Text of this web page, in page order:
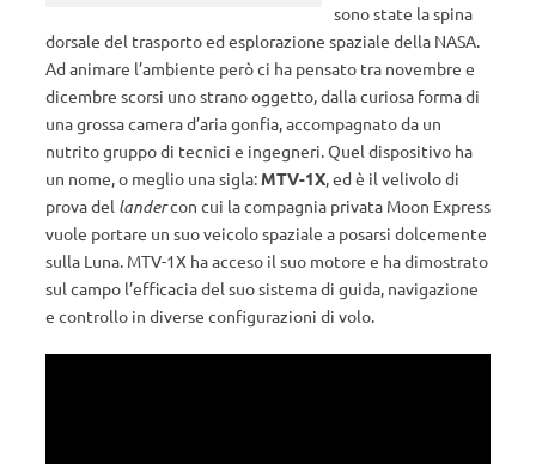
sono state la spina
dorsale del trasporto ed esplorazione spaziale della NASA.
Ad animare l’ambiente però ci ha pensato tra novembre e
dicembre scorsi uno strano oggetto, dalla curiosa forma di
una grossa camera d’aria gonfia, accompagnato da un
nutrito gruppo di tecnici e ingegneri. Quel dispositivo ha
un nome, o meglio una sigla: MTV-1X, ed è il velivolo di
prova del landercon cui la compagnia privata Moon Express
vuole portare un suo veicolo spaziale a posarsi dolcemente
sulla Luna. MTV-1X ha acceso il suo motore e ha dimostrato
sul campo l’efficacia del suo sistema di guida, navigazione
e controllo in diverse configurazioni di volo.